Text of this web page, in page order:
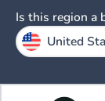
Is this region a
United